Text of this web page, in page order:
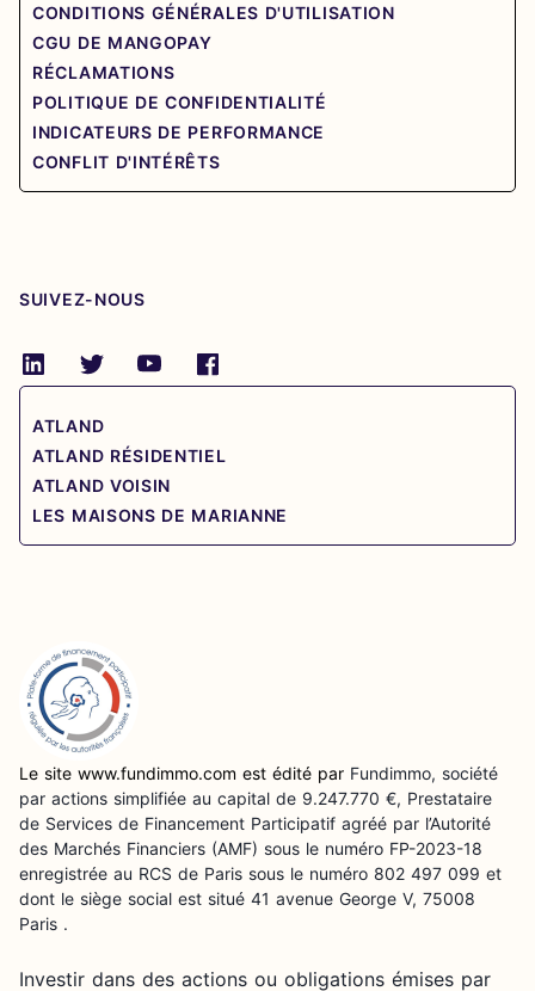
CONDITIONS GÉNÉRALES D'UTILISATION
CGU DE MANGOPAY
RÉCLAMATIONS
POLITIQUE DE CONFIDENTIALITÉ
INDICATEURS DE PERFORMANCE
CONFLIT D'INTÉRÊTS
SUIVEZ-NOUS
ATLAND
ATLAND RÉSIDENTIEL
ATLAND VOISIN
LES MAISONS DE MARIANNE
Le site www.fundimmo.com est édité par Fundimmo, société
par actions simplifiée au capital de 9.247.770 €, Prestataire
de Services de Financement Participatif agréé par l’Autorité
des Marchés Financiers (AMF) sous le numéro FP-2023-18
enregistrée au RCS de Paris sous le numéro 802 497 099 et
dont le siège social est situé 41 avenue George V, 75008
Paris .
Investir dans des actions ou obligations émises par
utilise des
?